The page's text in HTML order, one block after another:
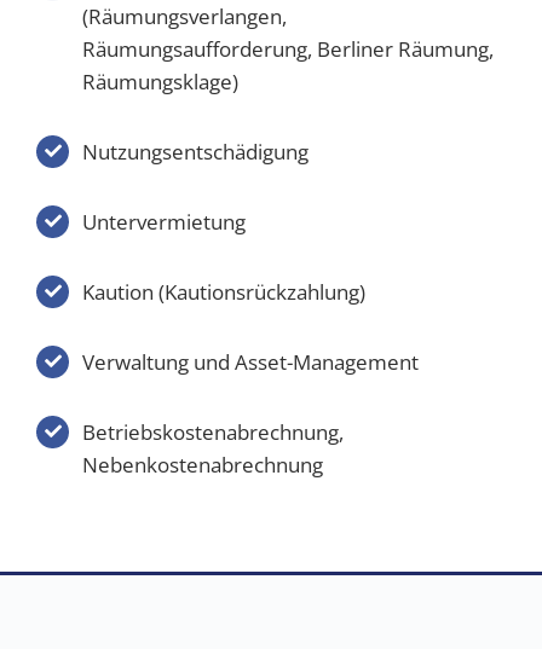
(Räumungsverlangen,
Räumungsaufforderung, Berliner Räumung,
Räumungsklage)
Nutzungsentschädigung
Untervermietung
Kaution (Kautionsrückzahlung)
Verwaltung und Asset-Management
Betriebskostenabrechnung,
Nebenkostenabrechnung